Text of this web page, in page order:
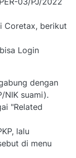
Coretax, berikut
Login
dengan
NIK suami).
"Related
lalu
di menu